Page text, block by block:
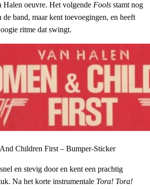
Halen oeuvre. Het volgende Fools stamt nog
de band, maar kent toevoegingen, en heeft
ritme dat swingt.
Children First – Bumper-Sticker
en stevig door en kent een prachtig
Na het korte instrumentale Tora! Tora!